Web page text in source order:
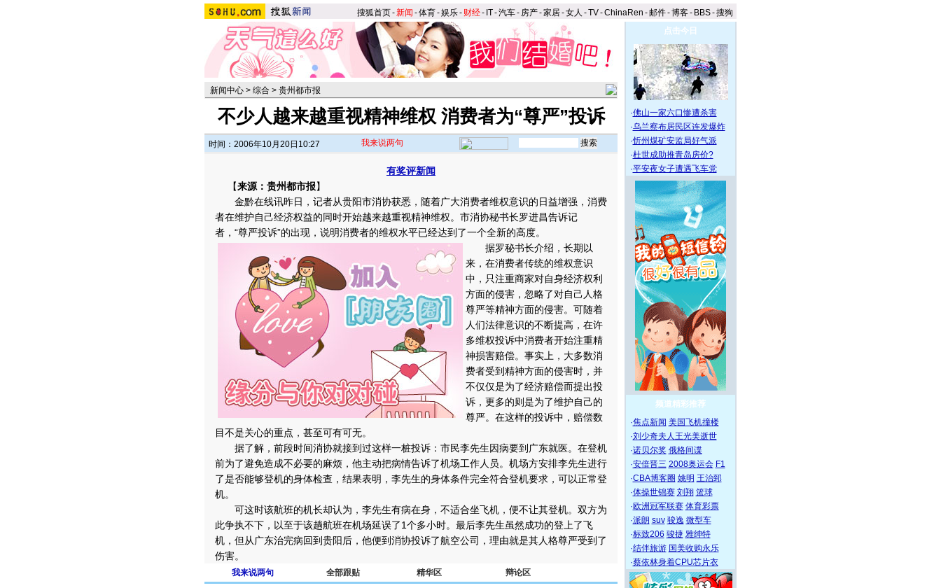
搜狐首页-新闻 -体育-娱乐- 财经- IT-汽车- 房产-家居-女人 -TV-ChinaRen -邮件-博客- BBS-搜狗
新闻中心 > 综合 > 贵州都市报
不少人越来越重视精神维权 消费者为“尊严”投诉
时间：2006年10月20日10:27 我来说两句
有奖评新闻
【来源：贵州都市报】
金黔在线讯昨日，记者从贵阳市消协获悉，随着广大消费者维权意识的日益增强，消费
者在维护自己经济权益的同时开始越来越重视精神维权。市消协秘书长罗进昌告诉记
者，“尊严投诉”的出现，说明消费者的维权水平已经达到了一个全新的高度。
据罗秘书长介绍，长期以
来，在消费者传统的维权意识
中，只注重商家对自身经济权利
方面的侵害，忽略了对自己人格
尊严等精神方面的侵害。可随着
人们法律意识的不断提高，在许
多维权投诉中消费者开始注重精
神损害赔偿。事实上，大多数消
费者受到精神方面的侵害时，并
不仅仅是为了经济赔偿而提出投
诉，更多的则是为了维护自己的
尊严。在这样的投诉中，赔偿数
目不是关心的重点，甚至可有可无。
据了解，前段时间消协就接到过这样一桩投诉：市民李先生因病要到广东就医。在登机
前为了避免造成不必要的麻烦，他主动把病情告诉了机场工作人员。机场方安排李先生进行
了是否能够登机的身体检查，结果表明，李先生的身体条件完全符合登机要求，可以正常登
机。
可这时该航班的机长却认为，李先生有病在身，不适合坐飞机，便不让其登机。双方为
此争执不下，以至于该趟航班在机场延误了1个多小时。最后李先生虽然成功的登上了飞
机，但从广东治完病回到贵阳后，他便到消协投诉了航空公司，理由就是其人格尊严受到了
伤害。
我来说两句 全部跟贴 精华区 辩论区
点击今日
·佛山一家六口惨遭杀害
·乌兰察布居民区连发爆炸
·忻州煤矿安监局好气派
·杜世成助推青岛房价?
·平安夜女子遭遇飞车党
频道精彩推荐
·焦点新闻 美国飞机撞楼
·刘少奇夫人王光美逝世
·诺贝尔奖 俄格间谍
·安倍晋三 2008奥运会 F1
·CBA博客圈 姚明 王治郅
·体操世锦赛 刘翔 篮球
·欧洲冠军联赛 体育彩票
·派朗 suv 骏逸 微型车
·标致206 骏捷 雅绅特
·结伴旅游 国美收购永乐
·蔡依林身着CPU芯片衣